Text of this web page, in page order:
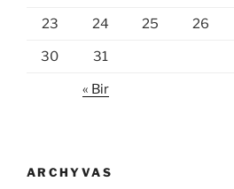
23 24 25 26
30 31
« Bir
ARCHYVAS